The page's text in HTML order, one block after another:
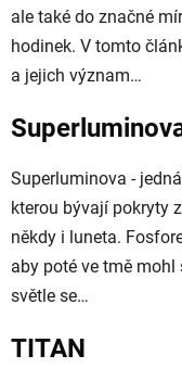
ale také do značné
hodinek. V tomto
a jejich význam…
Superluminova -
kterou bývají pokryty
někdy i luneta.
aby poté ve tmě
světle se…
TITAN